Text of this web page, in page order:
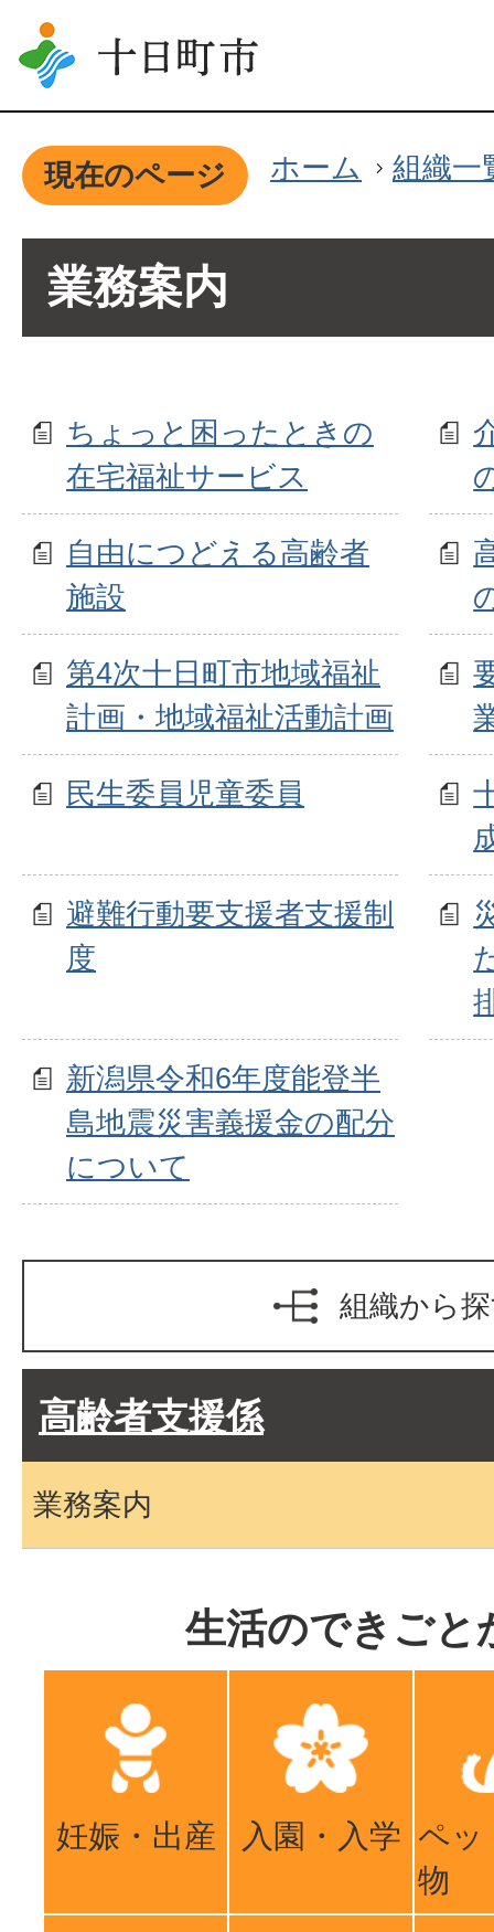
現在のページ ホーム 組織一
業務案内
ちょっと困ったときの
在宅福祉サービス
自由につどえる高齢者
施設
第4次十日町市地域福祉
計画・地域福祉活動計画
民生委員児童委員
避難行動要支援者支援制
度
新潟県令和6年度能登半
島地震災害義援金の配分
について
組織から
高齢者支援係
業務案内
生活のできごと
妊娠・出産 入園・入学 ペッ
物